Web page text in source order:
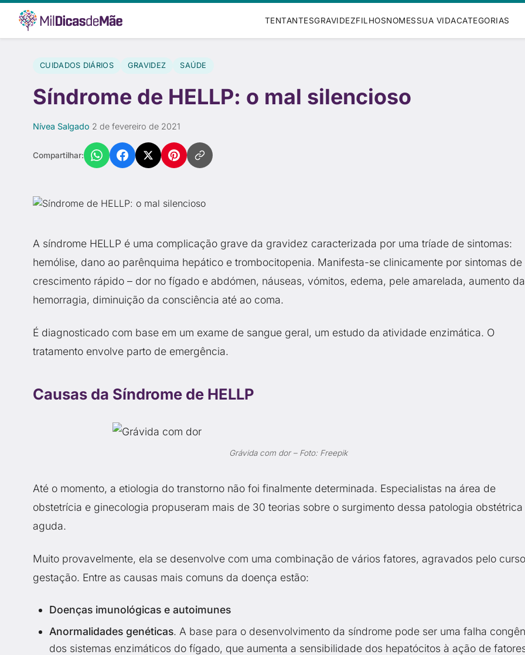
TENTANTESGRAVIDEZFILHOSNOMESSUA VIDACATEGORIAS
CUIDADOS DIÁRIOS GRAVIDEZ SAÚDE
Síndrome de HELLP: o mal silencioso
Nívea Salgado 2 de fevereiro de 2021
Compartilhar:
A síndrome HELLP é uma complicação grave da gravidez caracterizada por uma tríade de sintomas:
hemólise, dano ao parênquima hepático e trombocitopenia. Manifesta-se clinicamente por sintomas de
crescimento rápido – dor no fígado e abdómen, náuseas, vómitos, edema, pele amarelada, aumento da
hemorragia, diminuição da consciência até ao coma.
É diagnosticado com base em um exame de sangue geral, um estudo da atividade enzimática. O
tratamento envolve parto de emergência.
Causas da Síndrome de HELLP
Grávida com dor – Foto: Freepik
Até o momento, a etiologia do transtorno não foi finalmente determinada. Especialistas na área de
obstetrícia e ginecologia propuseram mais de 30 teorias sobre o surgimento dessa patologia obstétrica
aguda.
Muito provavelmente, ela se desenvolve com uma combinação de vários fatores, agravados pelo
gestação. Entre as causas mais comuns da doença estão:
Doenças imunológicas e autoimunes
Anormalidades genéticas. A base para o desenvolvimento da síndrome pode ser uma falha
dos sistemas enzimáticos do fígado, que aumenta a sensibilidade dos hepatócitos à ação de